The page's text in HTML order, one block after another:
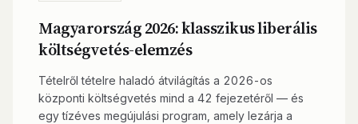
Magyarország 2026: klasszikus liberális
költségvetés-elemzés
Tételről tételre haladó átvilágítás a 2026-os
központi költségvetés mind a 42 fejezetéről — és
egy tízéves megújulási program, amely lezárja a